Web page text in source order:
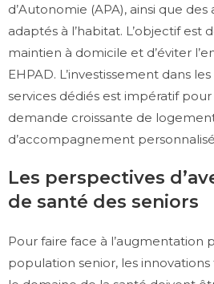
d’Autonomie (APA), ainsi que
adaptés à l’habitat. L’objectif est
maintien à domicile et d’éviter
EHPAD. L’investissement dans
services dédiés est impératif
demande croissante de
d’accompagnement
Les perspectives
de santé des seniors
Pour faire face à l’augmentation
population senior, les